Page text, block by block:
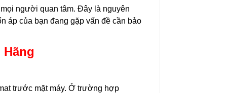
người quan tâm. Đây là nguyên
áp của bạn đang gặp vấn đề cần bảo
trước mặt máy. Ở trường hợp